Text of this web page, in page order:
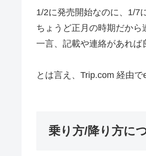
1/2に発売開始なのに、1/7
ちょうど正月の時期だから
一言、記載や連絡があれば
とは言え、Trip.com 経由
乗り方/降り方に